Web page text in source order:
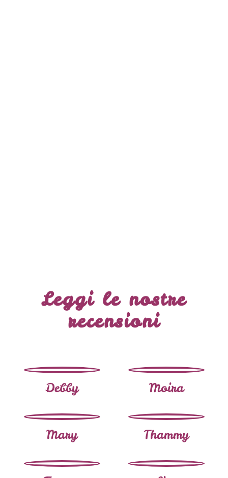
Leggi le nostre
recensioni
Debby Moira
Mary Thammy